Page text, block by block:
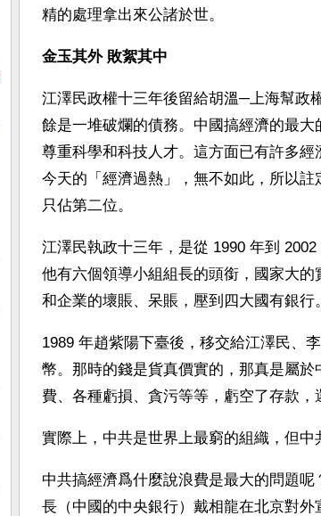
精的處理拿出來公諸於世。
金玉其外 敗絮其中
江澤民政權十三年後留給胡溫─上海幫政
餘是一堆破爛的債務。中國搞經濟的最
尊重科學和科技人才。這方面已有許多
今天的「經濟過熱」，無不如此，所以
只佔第二位。
江澤民執政十三年，是從 1990 年到
他有六個領導小組組長的頭銜，國家大
和企業的壞賬、呆賬，壓到四大國有銀行。
1989 年趙紫陽下臺後，移交給江澤民、
幣。那時的錢是貨真價實的，那真是屬
費、各種虧損、貪污等等，虧空了存款，
實際上，中共是世界上最窮的組織，但中
中共搞經濟爲什麼說浪費是最大的問題
長（中國的中央銀行）戴相龍在北京對